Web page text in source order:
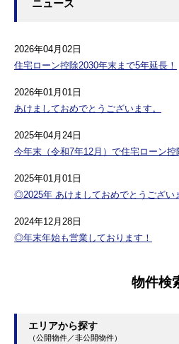
ニュース
2026年04月02日
住宅ローン控除2030年末まで5年延長！
2026年01月01日
あけましておめでとうございます。
2025年04月24日
今年末（令和7年12月）で住宅ローン控
2025年01月01日
◎2025年 あけましておめでとうござい
2024年12月28日
◎年末年始も営業しております！
物件検
エリアから探す
（公開物件／非公開物件）